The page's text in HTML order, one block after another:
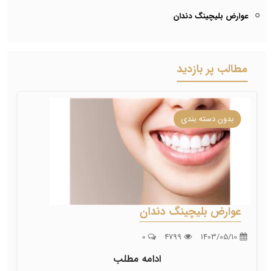
عوارض بلیچینگ دندان
مطالب پر بازدید
بدون دسته بندی
عوارض بلیچینگ دندان
ادامه مطلب